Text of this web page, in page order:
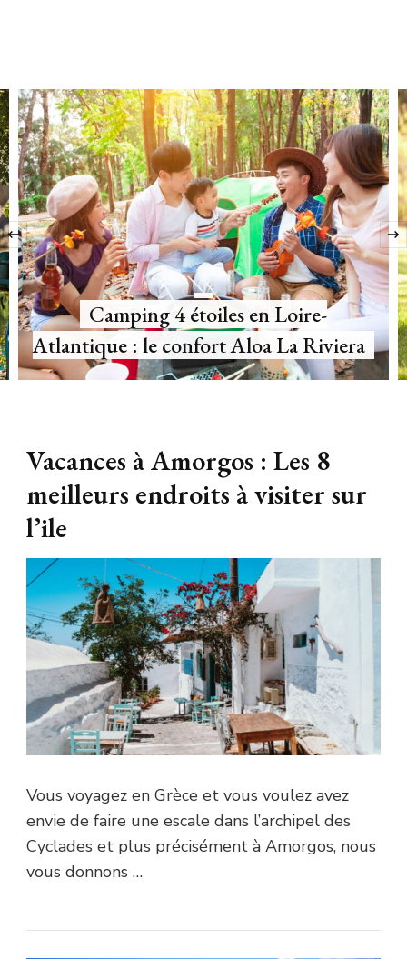
Location de Mobil-home dans le
Languedoc-Roussillon : le guide Aloa
‹
Vacances à Amorgos : Les 8
meilleurs endroits à visiter sur
l’ile
Vous voyagez en Grèce et vous voulez avez
envie de faire une escale dans l’archipel des
Cyclades et plus précisément à Amorgos, nous
vous donnons …